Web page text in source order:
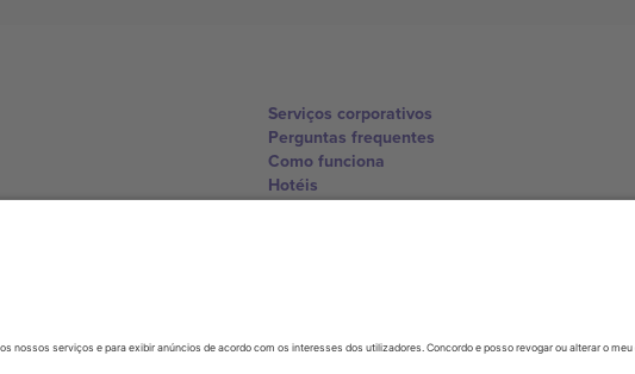
Serviços corporativos
Perguntas frequentes
Como funciona
Hotéis
Central da Copa do Mundo